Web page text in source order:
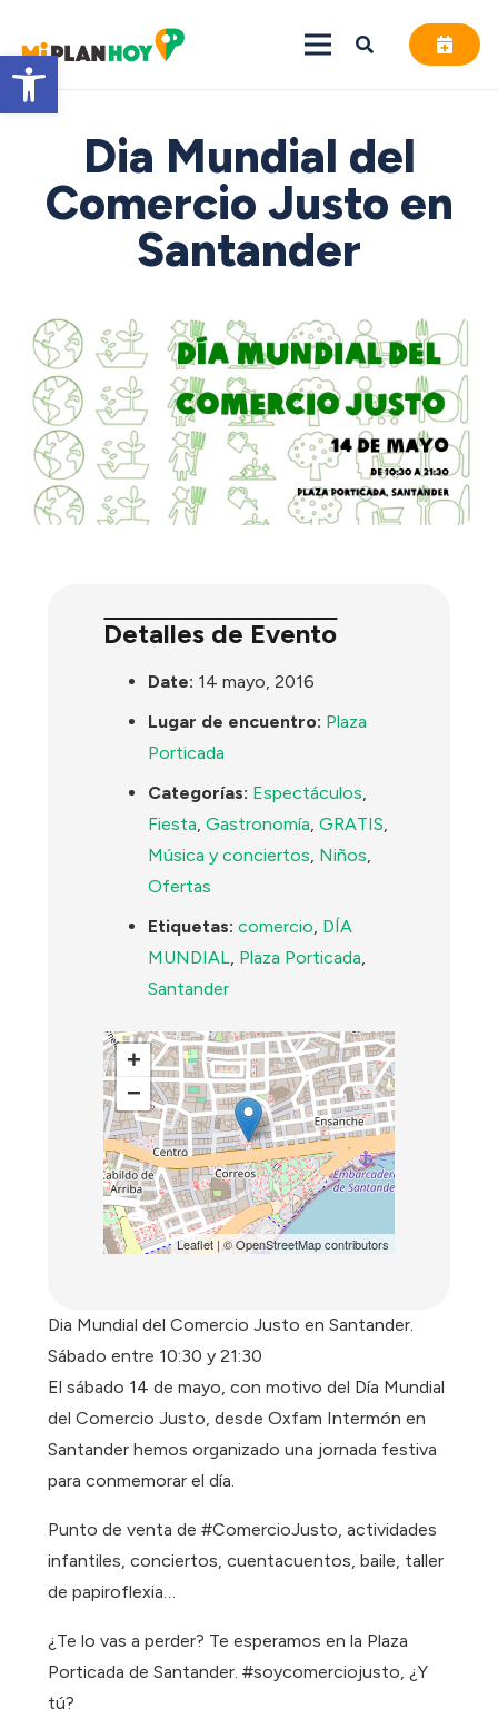
Abrir barra de herramientas
Dia Mundial del
Comercio Justo en
Santander
Detalles de Evento
Date: 14 mayo, 2016
Lugar de encuentro: Plaza
Porticada
Categorías: Espectáculos
Fiesta ,Gastronomía ,GRATIS
Música y conciertos Niños
Ofertas
Etiquetas: comercio DÍA
MUNDIAL Plaza Porticada
Santander
+
−
Leaflet| ©OpenStreetMapcontributors
Dia Mundial del Comercio Justo en Santander.
Sábado entre 10:30 y 21:30
El sábado 14 de mayo, con motivo del Día Mundial
del Comercio Justo, desde Oxfam Intermón en
Santander hemos organizado una jornada festiva
para conmemorar el día.
Punto de venta de #ComercioJusto, actividades
infantiles, conciertos, cuentacuentos, baile, taller
de papiroflexia…
¿Te lo vas a perder? Te esperamos en la Plaza
Porticada de Santander. #soycomerciojusto, ¿Y
tú?